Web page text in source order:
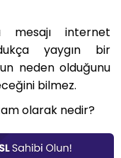
mesajı internet
yaygın bir
neden olduğunu
bilmez.
olarak nedir?